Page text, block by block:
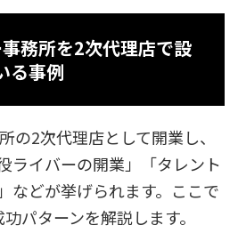
務所を2次代理店で設
る事例
の2次代理店として開業し、
ライバーの開業」「タレント
などが挙げられます。ここで
パターンを解説します。